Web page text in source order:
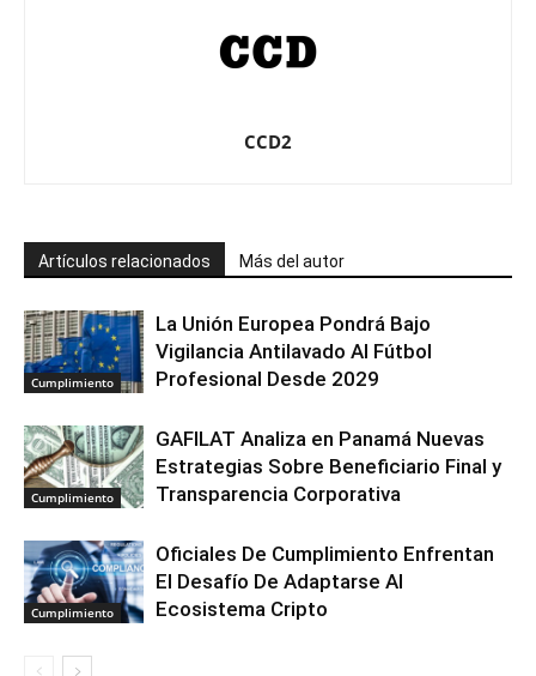
CCD2
Artículos relacionados Más del autor
Cumplimiento
La Unión Europea Pondrá Bajo
Vigilancia Antilavado Al Fútbol
Profesional Desde 2029
Cumplimiento
GAFILAT Analiza en Panamá Nuevas
Estrategias Sobre Beneficiario Final y
Transparencia Corporativa
Cumplimiento
Oficiales De Cumplimiento Enfrentan
El Desafío De Adaptarse Al
Ecosistema Cripto